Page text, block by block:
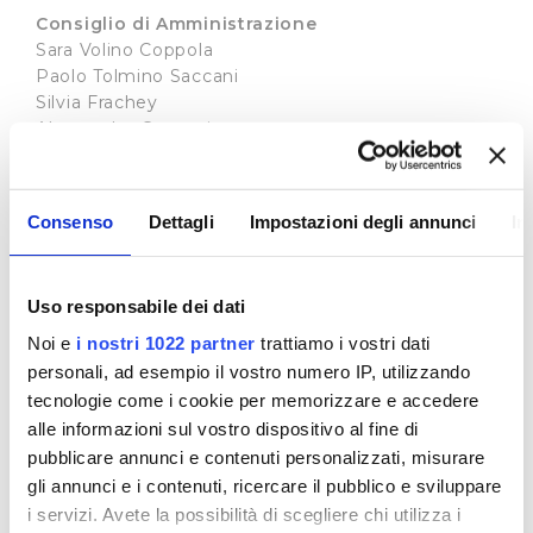
Consenso Dettagli Impostazioni degli annunci
Uso responsabile dei dati
Noi e i nostri 1022 partner trattiamo i vostri dati
personali, ad esempio il vostro numero IP, utilizzando
tecnologie come i cookie per memorizzare e accedere
alle informazioni sul vostro dispositivo al fine di
pubblicare annunci e contenuti personalizzati, misurare
gli annunci e i contenuti, ricercare il pubblico e sviluppare
i servizi. Avete la possibilità di scegliere chi utilizza i
Consiglio di Amministrazione
Sara Volino Coppola
Paolo Tolmino Saccani
Silvia Frachey
Alessandro Canovai
Gianna Risaliti Luciano Baielli
Supplenti
Silvia Bocci
Cristian Bianchi